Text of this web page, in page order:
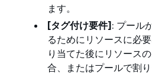
ます。
[タグ付け要件] : プール
るためにリソースに必
り当てた後にリソース
合、またはプールで割